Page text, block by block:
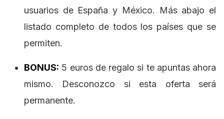
usuarios de España y México. Más abajo el
listado completo de todos los países que se
permiten.
BONUS: 5 euros de regalo si te apuntas ahora
mismo. Desconozco si esta oferta será
permanente.